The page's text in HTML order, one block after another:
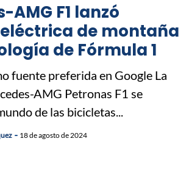
AMG F1 lanzó
de montaña
de Fórmula 1
fuente preferida en Google La
AMG Petronas F1 se
de las bicicletas...
18 de agosto de 2024